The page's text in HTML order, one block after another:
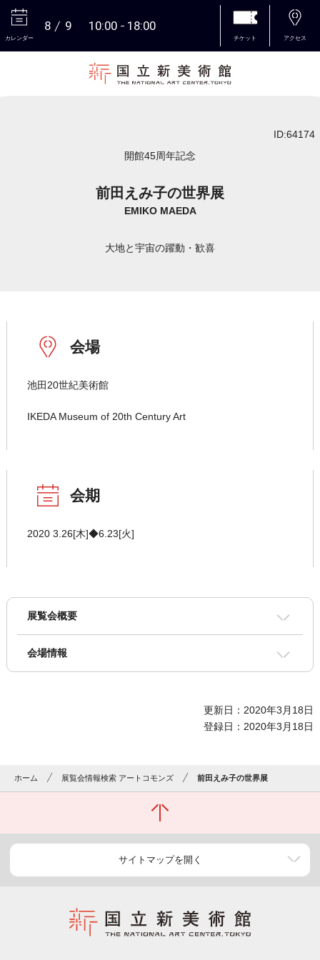
カレンダー
8 9 10:00 18:00
チケット アクセス
ID:64174
開館45周年記念
前田えみ子の世界展
EMIKO MAEDA
大地と宇宙の躍動・歓喜
会場
池田20世紀美術館
IKEDA Museum of 20th Century Art
会期
2020 3.26[木]◆6.23[火]
展覧会概要
会場情報
更新日：2020年3月18日
登録日：2020年3月18日
ホーム 展覧会情報検索 アートコモンズ 前田えみ子の世界展
サイトマップを開く